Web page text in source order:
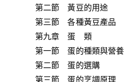
第二節 黃豆的用途
第三節 各種黃豆產品
第九章 蛋 類
第一節 蛋的種類與營養
第二節 蛋的選購
第三節 蛋的烹調原理